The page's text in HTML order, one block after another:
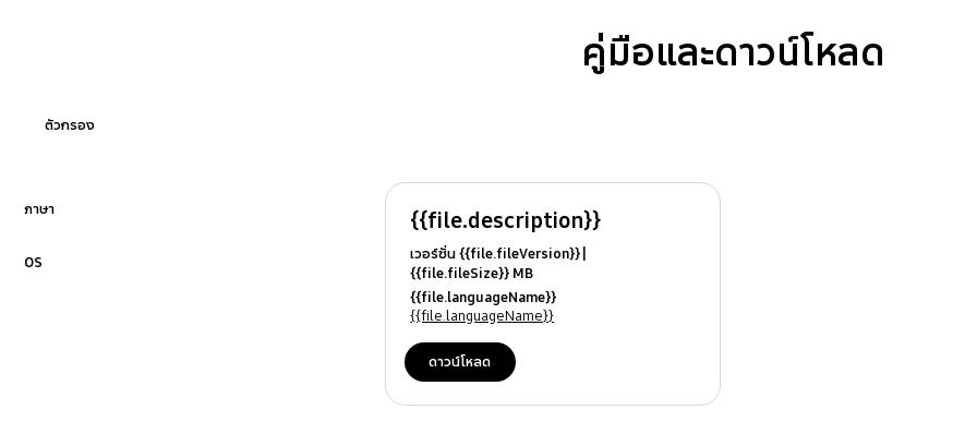
คู่มือและดาวน์โหลด
ตัวกรอง
ภาษา
OS
{{file.description}}
เวอร์ชั่น {{file.fileVersion}}
{{file.fileSize}} MB
{{file.fileModifiedDate}}
{{file.osNames}}
{{file.languageName}}
{{file.languageName}}
ดาวน์โหลด